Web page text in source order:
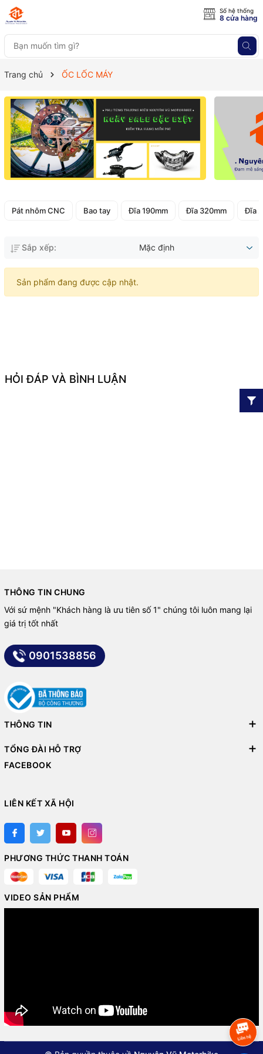
Số hệ thống
8 cửa hàng
Trang chủ ỐC LỐC MÁY
Pát nhôm CNC Bao tay Đĩa 190mm Đĩa 320mm Đĩa
Sắp xếp: Mặc định
Sản phẩm đang được cập nhật.
HỎI ĐÁP VÀ BÌNH LUẬN
THÔNG TIN CHUNG
Với sứ mệnh "Khách hàng là ưu tiên số 1" chúng tôi luôn mang lại
giá trị tốt nhất
0901538856
THÔNG TIN
TỔNG ĐÀI HỖ TRỢ
FACEBOOK
LIÊN KẾT XÃ HỘI
PHƯƠNG THỨC THANH TOÁN
VIDEO SẢN PHẨM